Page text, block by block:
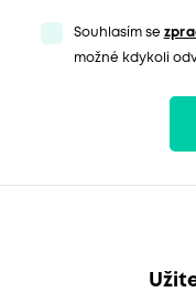
Souhlasím se
možné kdykoli